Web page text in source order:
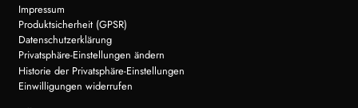
Impressum
Produktsicherheit (GPSR)
Datenschutzerklärung
Privatsphäre-Einstellungen ändern
Historie der Privatsphäre-Einstellungen
Einwilligungen widerrufen